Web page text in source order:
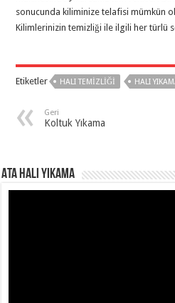
sonucunda kiliminize telafisi mümkün
Kilimlerinizin temizliği ile ilgili her türlü
Etiketler HALI TEMIZLIĞI HALI
Geri
Koltuk Yıkama
Ata Halı Yıkama